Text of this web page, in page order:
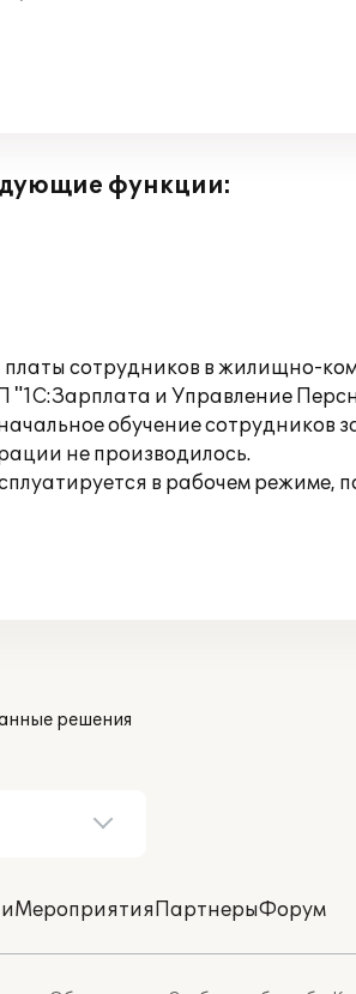
функции:
сотрудников в жилищно-
"1С:Зарплата и Управление
обучение сотрудников
не производилось.
в рабочем
решения
МероприятияПартнерыФорум